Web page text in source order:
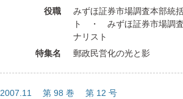
役職
みずほ証券市場調査本部統
ト ・ みずほ証券市場調査
ナリスト
特集名
郵政民営化の光と影
2007.11 第 98 巻 第 12 号